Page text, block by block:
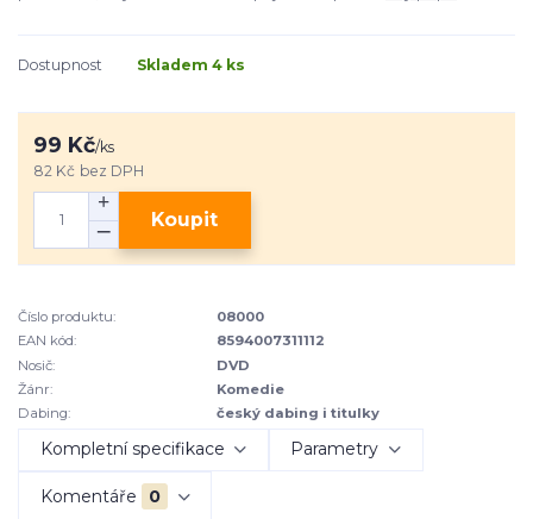
Dostupnost Skladem 4 ks
99 Kč/ks
82 Kč bez DPH
Koupit
Číslo produktu:
08000
EAN kód:
8594007311112
Nosič:
DVD
Žánr:
Komedie
Dabing:
český dabing i titulky
Kompletní specifikace Parametry
Komentáře 0